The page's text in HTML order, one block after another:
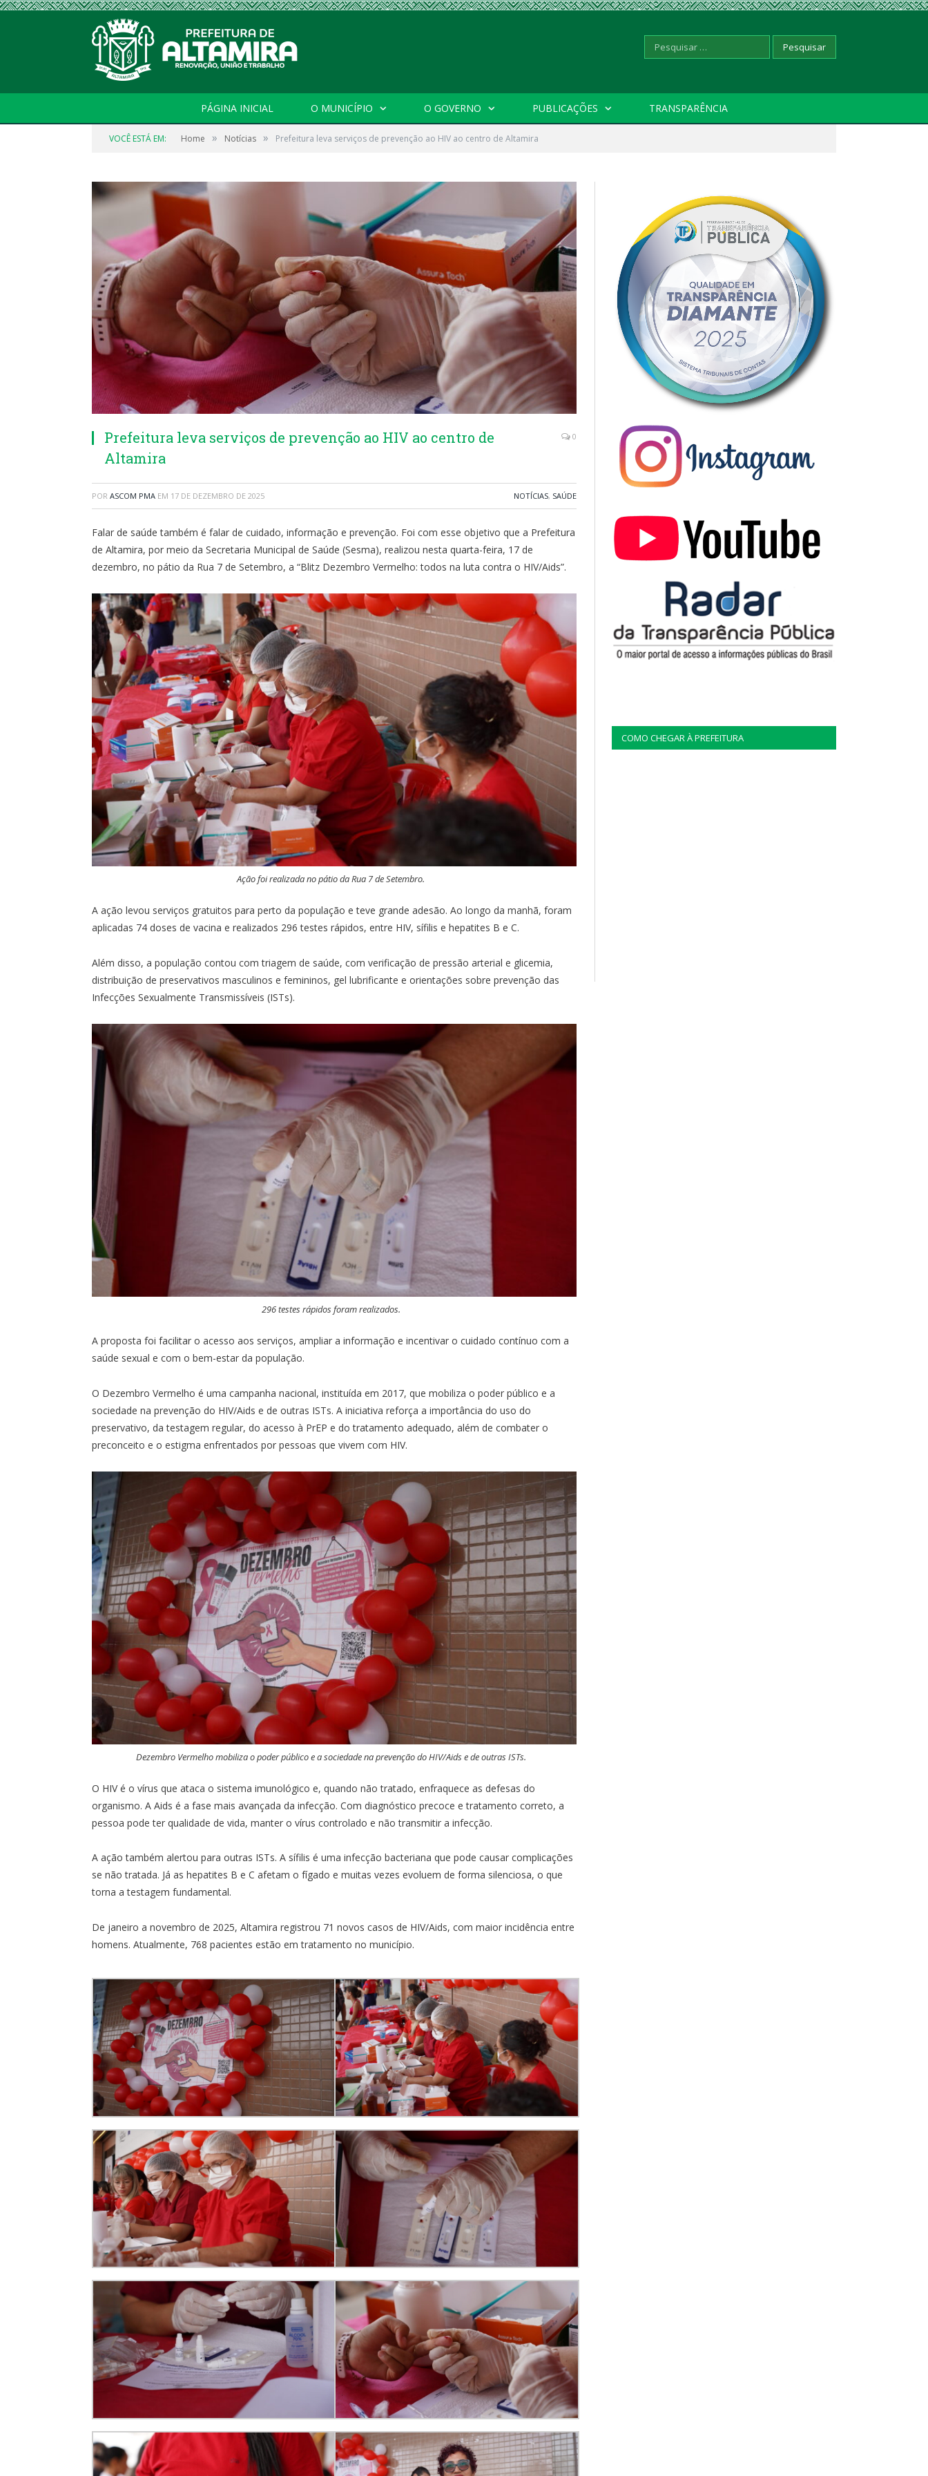
Pesquisar
PÁGINA INICIAL O MUNICÍPIO O GOVERNO PUBLICAÇÕES TRANSPARÊNCIA
VOCÊ ESTÁ EM: Home » Notícias » Prefeitura leva serviços de prevenção ao HIV ao centro de Altamira
Prefeitura leva serviços de prevenção ao HIV ao centro de
Altamira
0
POR ASCOM PMA EM 17 DE DEZEMBRO DE 2025 NOTÍCIAS, SAÚDE
Falar de saúde também é falar de cuidado, informação e prevenção. Foi com esse objetivo que a Prefeitura
de Altamira, por meio da Secretaria Municipal de Saúde (Sesma), realizou nesta quarta-feira, 17 de
dezembro, no pátio da Rua 7 de Setembro, a “Blitz Dezembro Vermelho: todos na luta contra o HIV/Aids”.
Ação foi realizada no pátio da Rua 7 de Setembro.
A ação levou serviços gratuitos para perto da população e teve grande adesão. Ao longo da manhã, foram
aplicadas 74 doses de vacina e realizados 296 testes rápidos, entre HIV, sífilis e hepatites B e C.
Além disso, a população contou com triagem de saúde, com verificação de pressão arterial e glicemia,
distribuição de preservativos masculinos e femininos, gel lubrificante e orientações sobre prevenção das
Infecções Sexualmente Transmissíveis (ISTs).
296 testes rápidos foram realizados.
A proposta foi facilitar o acesso aos serviços, ampliar a informação e incentivar o cuidado contínuo com a
saúde sexual e com o bem-estar da população.
O Dezembro Vermelho é uma campanha nacional, instituída em 2017, que mobiliza o poder público e a
sociedade na prevenção do HIV/Aids e de outras ISTs. A iniciativa reforça a importância do uso do
preservativo, da testagem regular, do acesso à PrEP e do tratamento adequado, além de combater o
preconceito e o estigma enfrentados por pessoas que vivem com HIV.
Dezembro Vermelho mobiliza o poder público e a sociedade na prevenção do HIV/Aids e de outras ISTs.
O HIV é o vírus que ataca o sistema imunológico e, quando não tratado, enfraquece as defesas do
organismo. A Aids é a fase mais avançada da infecção. Com diagnóstico precoce e tratamento correto, a
pessoa pode ter qualidade de vida, manter o vírus controlado e não transmitir a infecção.
A ação também alertou para outras ISTs. A sífilis é uma infecção bacteriana que pode causar complicações
se não tratada. Já as hepatites B e C afetam o fígado e muitas vezes evoluem de forma silenciosa, o que
torna a testagem fundamental.
De janeiro a novembro de 2025, Altamira registrou 71 novos casos de HIV/Aids, com maior incidência entre
homens. Atualmente, 768 pacientes estão em tratamento no município.
COMO CHEGAR À PREFEITURA